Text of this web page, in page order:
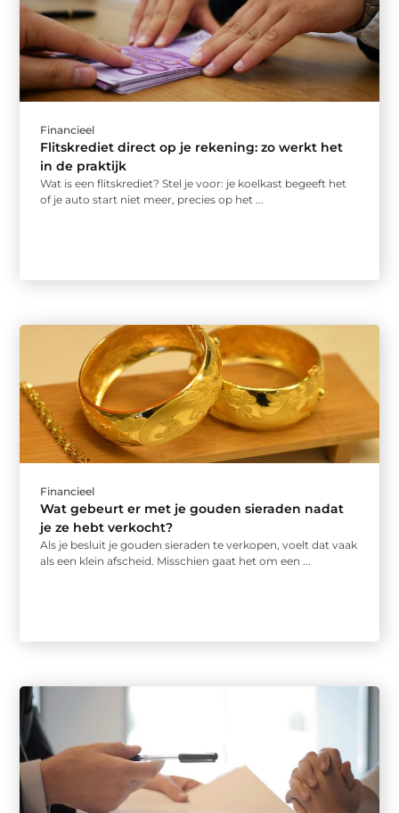
Financieel
Flitskrediet direct op je rekening: zo werkt het
in de praktijk
Wat is een flitskrediet? Stel je voor: je koelkast begeeft het
of je auto start niet meer, precies op het ...
Financieel
Wat gebeurt er met je gouden sieraden nadat
je ze hebt verkocht?
Als je besluit je gouden sieraden te verkopen, voelt dat vaak
als een klein afscheid. Misschien gaat het om een ...